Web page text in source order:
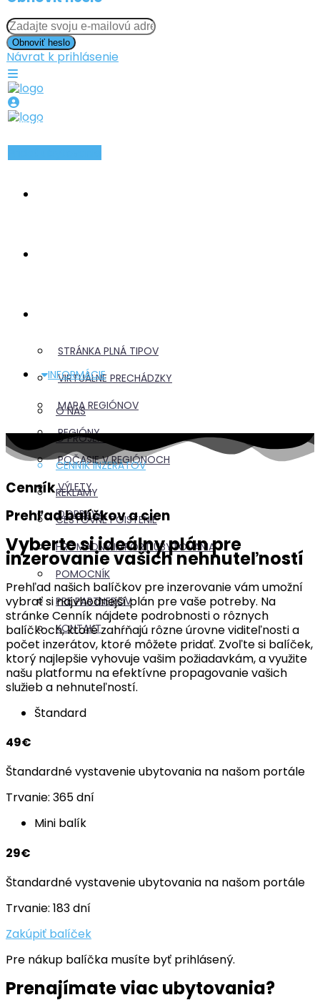
Obnoviť heslo
Návrat k prihlásenie
PRIHLÁSIŤ SA
STRÁNKA PLNÁ TIPOV
VIRTUÁLNE PRECHÁDZKY
MAPA REGIÓNOV
REGIÓNY
POČASIE V REGIÓNOCH
VÝLETY
DOPRAVA
INFORMÁCIE
O NÁS
O PROJEKTE
CENNÍK INZERÁTOV
REKLAMY
CESTOVNÉ POISTENIE
HROMADNÝ IMPORT UBYTOVANIA
POMOCNÍK
PRE PARTNEROV
KONTAKT
Cenník
Prehľad balíčkov a cien
Vyberte si ideálny plán pre
inzerovanie vašich nehnuteľností
Prehľad našich balíčkov pre inzerovanie vám umožní
vybrať si najvhodnejší plán pre vaše potreby. Na
stránke Cenník nájdete podrobnosti o rôznych
balíčkoch, ktoré zahŕňajú rôzne úrovne viditeľnosti a
počet inzerátov, ktoré môžete pridať. Zvoľte si balíček,
ktorý najlepšie vyhovuje vašim požiadavkám, a využite
našu platformu na efektívne propagovanie vašich
služieb a nehnuteľností.
Štandard
49€
Štandardné vystavenie ubytovania na našom portále
Trvanie: 365 dní
Mini balík
29€
Štandardné vystavenie ubytovania na našom portále
Trvanie: 183 dní
Zakúpiť balíček
Pre nákup balíčka musíte byť prihlásený.
Prenajímate viac ubytovania?